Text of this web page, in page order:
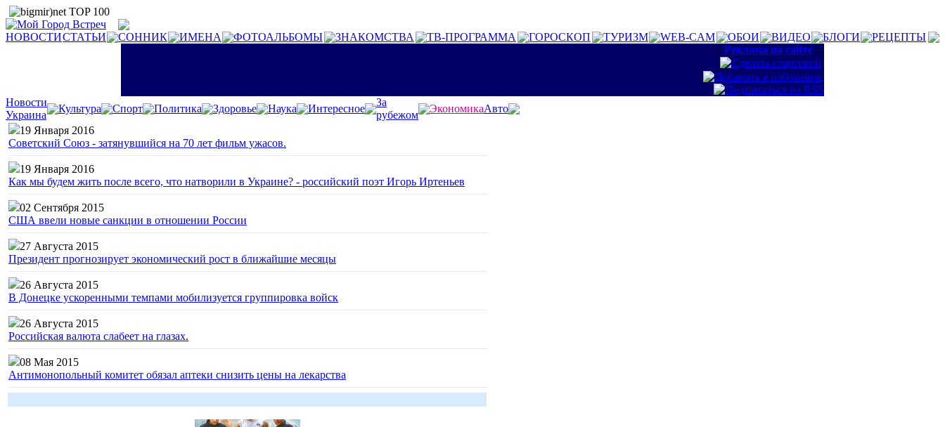
НОВОСТИСТАТЬИ СОННИК ИМЕНА ФОТОАЛЬБОМЫ ЗНАКОМСТВА ТВ-ПРОГРАММА ГОРОСКОП ТУРИЗМ WEB-CAM ОБОИ ВИДЕО БЛОГИ
РЕЦЕПТЫ
:: Реклама на сайте ::
Новости
Украина
Культура Спорт Политика Здоровье Наука Интересное
За
рубежом
ЭкономикаАвто
19 Января 2016
Советский Союз - затянувшийся на 70 лет фильм ужасов.
19 Января 2016
Как мы будем жить после всего, что натворили в Украине? - российский поэт Игорь Иртеньев
02 Сентября 2015
США ввели новые санкции в отношении России
27 Августа 2015
Президент прогнозирует экономический рост в ближайшие месяцы
26 Августа 2015
В Донецке ускоренными темпами мобилизуется группировка войск
26 Августа 2015
Российская валюта слабеет на глазах.
08 Мая 2015
Антимонопольный комитет обязал аптеки снизить цены на лекарства